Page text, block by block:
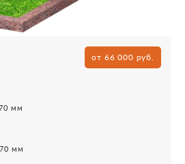
от 66 000 руб.
мм
мм